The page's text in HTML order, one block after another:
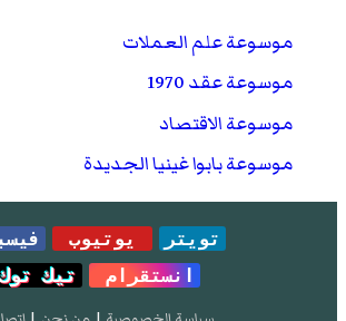
موسوعة علم العملات
موسوعة عقد 1970
موسوعة الاقتصاد
موسوعة بابوا غينيا الجديدة
تويتر يوتيوب
انستقرام
تيك توك